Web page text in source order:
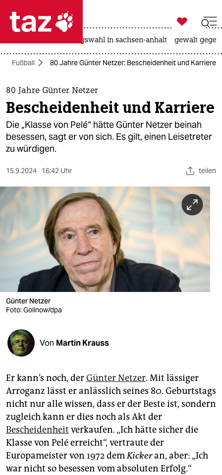
 taz zahl ich
taz zahl ich
themen
politik
öko
gesellschaft
sport
berlin
nord
wahrheit
verlag
verlag
veranstaltungen
shop
unterstützen
abo
genossenschaft
epaper login

taz zahl ich
landtagswahl in sachsen-anhalt gewalt
Fußball 80 Jahre Günter Netzer: Bescheidenheit und Karriere
80 Jahre Günter Netzer
Bescheidenheit und Karriere
Die „Klasse von Pelé“ hätte Günter Netzer beinah
besessen, sagt er von sich. Es gilt, einen Leisetreter
zu würdigen.
15.9.2024 16:42 Uhr teilen
Günter Netzer
Foto: Gollnow/dpa
Von Martin Krauss
Er kann’s noch, derGünter Netzer. Mit lässiger
Arroganz lässt er anlässlich seines 80. Geburtstags
nicht nur alle wissen, dass er der Beste ist, sondern
zugleich kann er dies noch als Akt der
Bescheidenheit verkaufen. „Ich hätte sicher die
Klasse von Pelé erreicht“, vertraute der
Europameister von 1972 demKickeran, aber: „Ich
war nicht so besessen vom absoluten Erfolg.“